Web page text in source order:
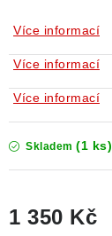
Více informací
Více informací
Více informací
Skladem (1 ks)
1 350 Kč